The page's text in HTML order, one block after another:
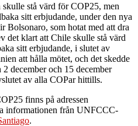
stå värd för COP25, men
sitt erbjudande, under den nya
Bolsonaro, som hotat med att dra
det klart att Chile skulle stå värd
sitt erbjudande, i slutet av
att hålla mötet, och det skedde
december och 15 december
av alla COPar hittills.
finns på adressen
informationen från UNFCCC-
.